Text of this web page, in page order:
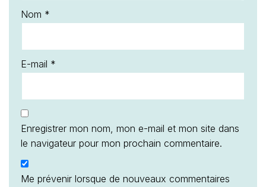
Nom *
E-mail *
Enregistrer mon nom, mon e-mail et mon site dans
le navigateur pour mon prochain commentaire.
Me prévenir lorsque de nouveaux commentaires